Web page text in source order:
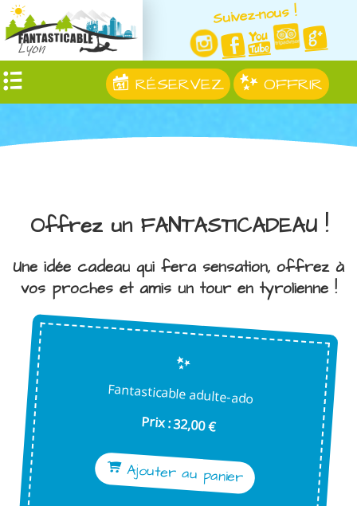
Suivez-nous !
RÉSERVEZ OFFRIR
Offrez un FANTASTICADEAU !
Une idée cadeau qui fera sensation, offrez à
vos proches et amis un tour en tyrolienne !
Fantasticable adulte-ado
Prix : 32,00 €
Ajouter au panier